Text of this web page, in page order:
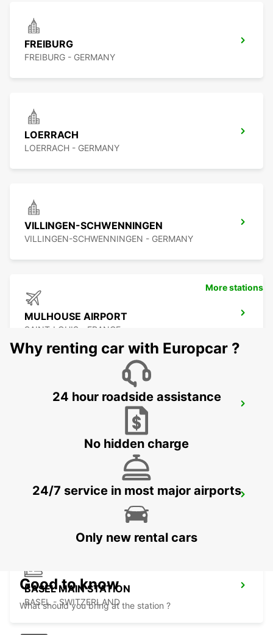
FREIBURG
FREIBURG - GERMANY
LOERRACH
LOERRACH - GERMANY
VILLINGEN-SCHWENNINGEN
VILLINGEN-SCHWENNINGEN - GERMANY
MULHOUSE AIRPORT
SAINT-LOUIS - FRANCE
BASEL MULHOUSE AIRPORT
BASEL MESSEPLATZ
BASEL MAIN STATION
BASEL - SWITZERLAND
More stations
Why renting car with Europcar ?
24 hour roadside assistance
No hidden charge
24/7 service in most major airports
Only new rental cars
Good to know
What should you bring at the station ?